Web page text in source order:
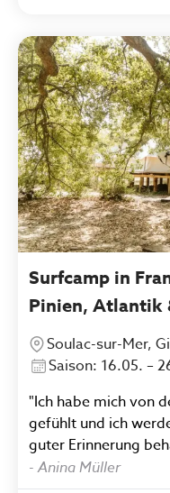
Surfcamp in
Pinien, Atlantik
Soulac-sur-Mer,
Saison: 16.05. –
"Ich habe mich von
gefühlt und ich
guter Erinnerung
lecker, die Leute
wunderschön. Ich empfehle dieses Camp gerne
- Anina Müller